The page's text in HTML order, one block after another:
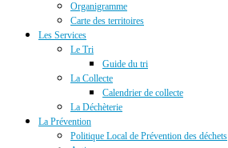
Organigramme
Carte des territoires
Les Services
Le Tri
Guide du tri
La Collecte
Calendrier de collecte
La Déchèterie
La Prévention
Politique Local de Prévention des déchets